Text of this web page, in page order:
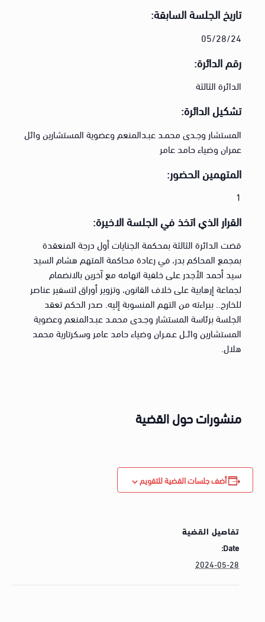
تاريخ الجلسة السابقة:
05/28/24
رقم الدائرة:
الدائرة الثالثة
تشكيل الدائرة:
المستشار وجـدى محمـد عبـدالمنعم وعضوية المستشارين وائل
عمران وضياء حامد عامر
المتهمين الحضور:
1
القرار الذي اتخذ في الجلسة الاخيرة:
قضت الدائرة الثالثة بمحكمة الجنايات أول درجة المنعقدة
بمجمع المحاكم بدر، في رعادة محاكمة المتهم هشام السيد
سيد أحمد الأجدر على خلفية اتهامه مع آخرين بالانضمام
لجماعة إرهابية على خلاف القانون، وتزوير أوراق لتسفير عناصر
للخارج.. ببراءته من التهم المنسوبة إليه. صدر الحكم تعقد
الجلسة برئاسة المستشار وجـدى محمـد عبـدالمنعم وعضوية
المستشارين وائــل عـمـران وضياء حامد عامر وسكرتارية محمد
هلال.
منشورات حول القضية
أضف جلسات القضية للتقويم
تفاصيل القضية
Date:
2024-05-28